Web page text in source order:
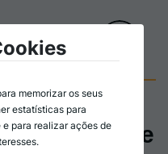
de
memorizar os seus
estatísticas para
para realizar ações de